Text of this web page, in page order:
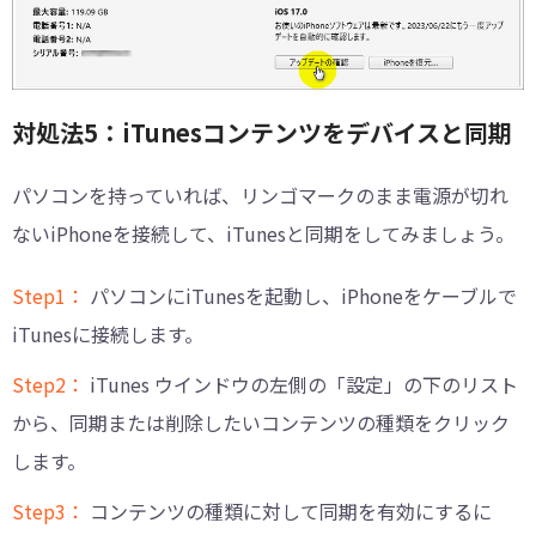
対処法5：iTunesコンテンツをデバイスと同期
パソコンを持っていれば、リンゴマークのまま電源が切れ
ないiPhoneを接続して、iTunesと同期をしてみましょう。
Step1： パソコンにiTunesを起動し、iPhoneをケーブルで
iTunesに接続します。
Step2： iTunes ウインドウの左側の「設定」の下のリスト
から、同期または削除したいコンテンツの種類をクリック
します。
Step3： コンテンツの種類に対して同期を有効にするに